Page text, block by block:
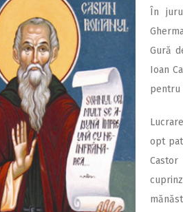
În
Gură
Ioan
pentru
opt